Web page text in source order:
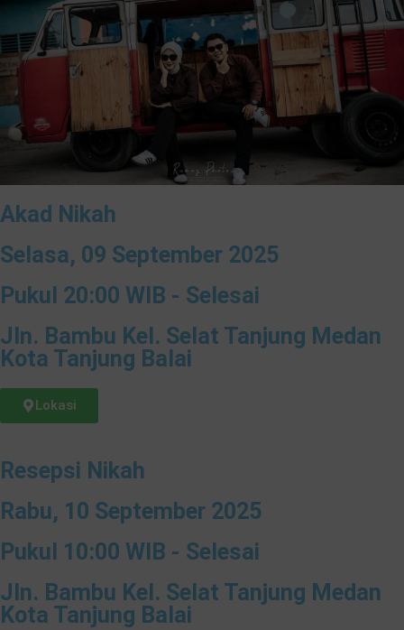
Akad Nikah
Selasa, 09 September 2025
Pukul 20:00 WIB - Selesai
Jln. Bambu Kel. Selat Tanjung Medan
Kota Tanjung Balai
Lokasi
Resepsi Nikah
Rabu, 10 September 2025
Pukul 10:00 WIB - Selesai
Jln. Bambu Kel. Selat Tanjung Medan
Kota Tanjung Balai